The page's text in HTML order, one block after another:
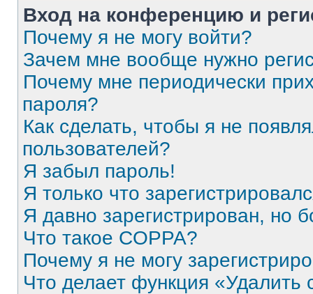
Вход на конференцию и
Почему я не могу войти?
Зачем мне вообще нужно
Почему мне периодически
пароля?
Как сделать, чтобы я не
пользователей?
Я забыл пароль!
Я только что
Я давно зарегистрирован, но
Что такое COPPA?
Почему я не могу
Что делает функция